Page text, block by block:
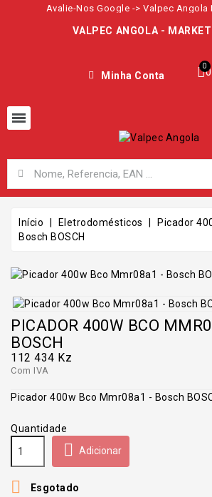
Avalie-Nos Google -> Valpec Angola
VALPEC ANGOLA -
Minha Conta
Início Eletrodomésticos
Picador
Bosch BOSCH
PICADOR 400W BCO
BOSCH
112 434 Kz
Com IVA
Picador 400w Bco Mmr08a1 - Bosch
Quantidade
 Adicionar
 Esgotado